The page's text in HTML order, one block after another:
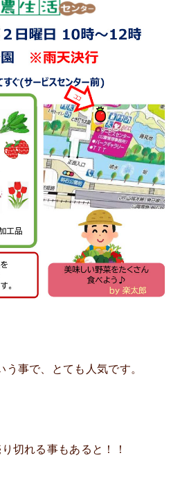
事で、とても人気です。
切れる事もあると！！